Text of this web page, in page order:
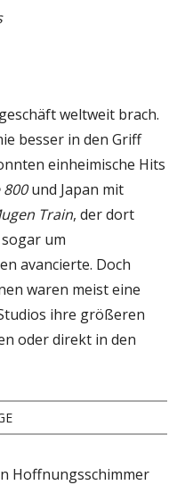
weltweit brach.
besser in den Griff
einheimische Hits
800und Japan mit
Train, der dort
um
avancierte. Doch
waren meist eine
ihre größeren
oder direkt in den
Hoffnungsschimmer